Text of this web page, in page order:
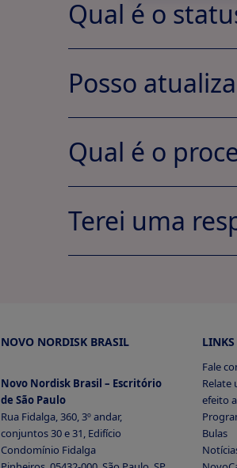
Qual é o
Posso
Qual é o
Terei uma
Exibir perfil
NOVO NORDISK BRASIL
Novo Nordisk Brasil – Escritório
de São Paulo
Rua Fidalga, 360, 3º andar,
conjuntos 30 e 31, Edifício
Condomínio Fidalga
Fale
Relate
efeito
Bulas